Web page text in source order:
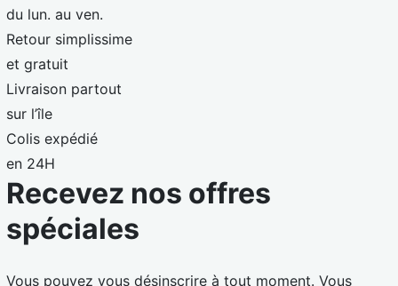
du lun. au ven.
Retour simplissime
et gratuit
Livraison partout
sur l’île
Colis expédié
en 24H
Recevez nos offres
spéciales
Vous pouvez vous désinscrire à tout moment. Vous